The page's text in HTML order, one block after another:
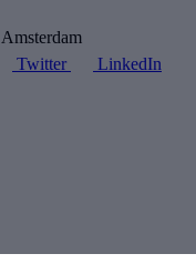
Amsterdam
Twitter LinkedIn